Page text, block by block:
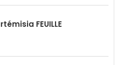
FEUILLE